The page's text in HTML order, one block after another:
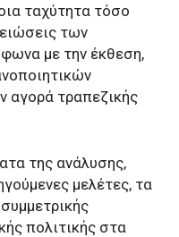
ταχύτητα τόσο
των
με την έκθεση,
αγορά τραπεζικής
της ανάλυσης,
μελέτες, τα
πολιτικής στα